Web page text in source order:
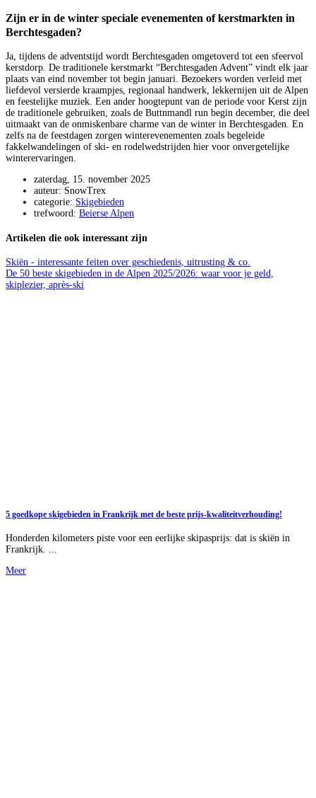
Zijn er in de winter speciale evenementen of kerstmarkten in
Berchtesgaden?
Ja, tijdens de adventstijd wordt Berchtesgaden omgetoverd tot een sfeervol
kerstdorp. De traditionele kerstmarkt “Berchtesgaden Advent” vindt elk jaar
plaats van eind november tot begin januari. Bezoekers worden verleid met
liefdevol versierde kraampjes, regionaal handwerk, lekkernijen uit de Alpen
en feestelijke muziek. Een ander hoogtepunt van de periode voor Kerst zijn
de traditionele gebruiken, zoals de Buttnmandl run begin december, die deel
uitmaakt van de onmiskenbare charme van de winter in Berchtesgaden. En
zelfs na de feestdagen zorgen winterevenementen zoals begeleide
fakkelwandelingen of ski- en rodelwedstrijden hier voor onvergetelijke
winterervaringen.
zaterdag, 15. november 2025
auteur: SnowTrex
categorie: Skigebieden
trefwoord: Beierse Alpen
Artikelen die ook interessant zijn
Skiën - interessante feiten over geschiedenis, uitrusting & co.
De 50 beste skigebieden in de Alpen 2025/2026: waar voor je geld,
skiplezier, après-ski
5 goedkope skigebieden in Frankrijk met de beste prijs-kwaliteitverhouding!
Honderden kilometers piste voor een eerlijke skipasprijs: dat is skiën in
Frankrijk. ...
Meer